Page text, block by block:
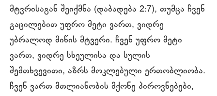
მტვრისაგან შეიქმნა (დაბადება 2:7), თუმცა ჩვენ
გაცილებით უფრო მეტი ვართ, ვიდრე
უბრალოდ მიწის მტვერი. ჩვენ უფრო მეტი
ვართ, ვიდრე სხეულისა და სულის
შემთხვევითი, აზრს მოკლებული ერთობლიობა.
ჩვენ ვართ მთლიანობის მქონე პიროვნებები,